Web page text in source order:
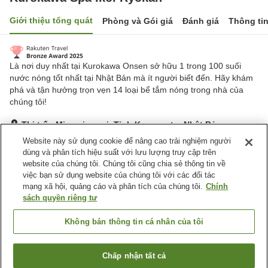
Giới thiệu tổng quát Phòng và Gói giá Đánh giá Thông
Là nơi duy nhất tại Kurokawa Onsen sở hữu 1 trong 100 suối
nước nóng tốt nhất tại Nhật Bản mà ít người biết đến. Hãy khám
phá và tận hưởng trọn vẹn 14 loại bể tắm nóng trong nhà của
chúng tôi!
Thị trấn Minamioguni, Tỉnh Kumamoto, Nhật Bản
Hiển thị trên bản đồ
Tuyệt vời Đánh giá:117lượt
Tiện nghi chỗ nghỉ
Bãi đỗ xe
Xông hơi
Máy bán hàng tự động
Tỉnh Kumamoto
Tìm phòng trống
Website này sử dụng cookie để nâng cao trải nghiệm người
dùng và phân tích hiệu suất với lưu lượng truy cập trên
website của chúng tôi. Chúng tôi cũng chia sẻ thông tin về
việc bạn sử dụng website của chúng tôi với các đối tác
mạng xã hội, quảng cáo và phân tích của chúng tôi. Chính
sách quyền riêng tư
Không bán thông tin cá nhân của tôi
Chấp nhận tất cả